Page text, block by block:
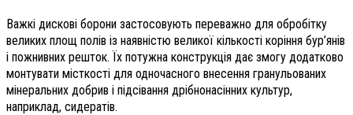
Важкі дискові борони застосовують переважно для обробітку
великих площ полів із наявністю великої кількості коріння бур’янів
і пожнивних решток. Їх потужна конструкція дає змогу додатково
монтувати місткості для одночасного внесення гранульованих
мінеральних добрив і підсівання дрібнонасінних культур,
наприклад, сидератів.